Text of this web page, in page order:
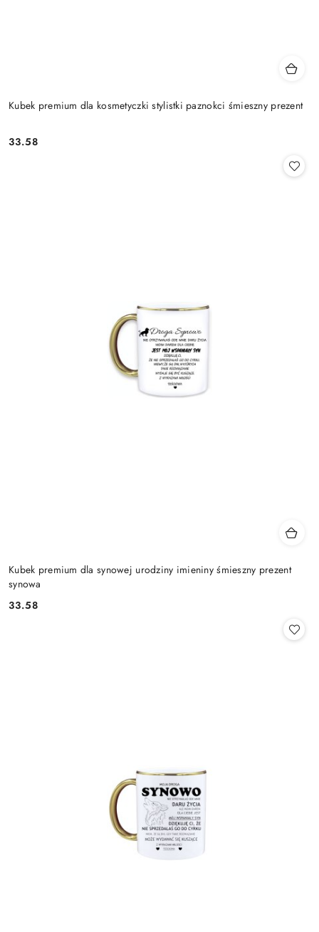
Kubek premium dla kosmetyczki stylistki paznokci śmieszny prezent
Cena:
33.58
Kubek premium dla synowej urodziny imieniny śmieszny prezent
synowa
Cena:
33.58